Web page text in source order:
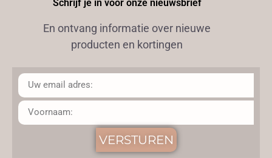
Schrijf je in voor onze nieuwsbrief
En ontvang informatie over nieuwe
producten en kortingen
VERSTUREN